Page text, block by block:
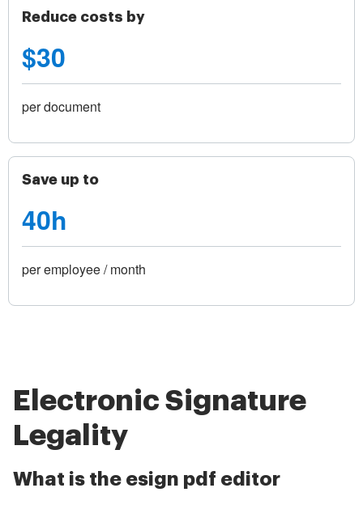
Reduce costs by
$30
per document
Save up to
40h
per employee / month
Electronic Signature
Legality
What is the esign pdf editor